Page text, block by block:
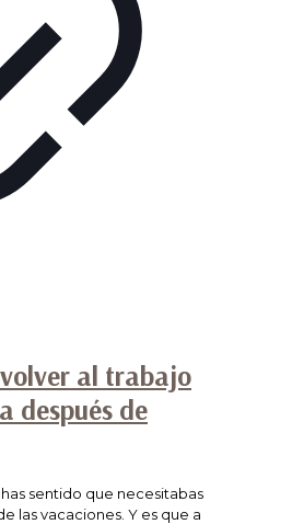
al trabajo
después de
sentido que necesitabas
las vacaciones. Y es que a